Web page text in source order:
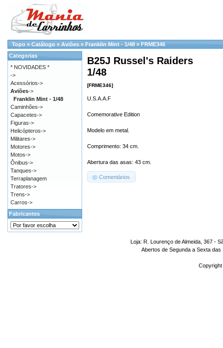
Topo » Catálogo » Aviões » Franklin Mint - 1/48 » FRME346
B25J Russel's Raiders
1/48
[FRME346]
U.S.A.A.F
Comemorative Edition
Modelo em metal.
Comprimento: 34 cm.
Abertura das asas: 43 cm.
Comentários
Categorias
* NOVIDADES *
->
Acessórios->
Aviões->
Franklin Mint - 1/48
Caminhões->
Capacetes->
Figuras->
Helicópteros->
Militares->
Motores->
Motos->
Ônibus->
Tanques->
Terraplanagem
Tratores->
Trens->
Carros->
Fabricantes
Loja: R. Lourenço de Almeida, 367 -
Abertos de Segunda a Sexta